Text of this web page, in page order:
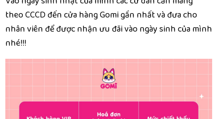
theo CCCD đến cửa hàng Gomi gần nhất và đưa cho
nhân viên để được nhận ưu đãi vào ngày sinh của mình
nhé!!!